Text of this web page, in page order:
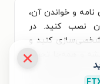
نامه و خواندن آن،
نصب کنید. در
شخصی‌سازی کنید و
و همه‌جا تجربه
هزاران کتاب